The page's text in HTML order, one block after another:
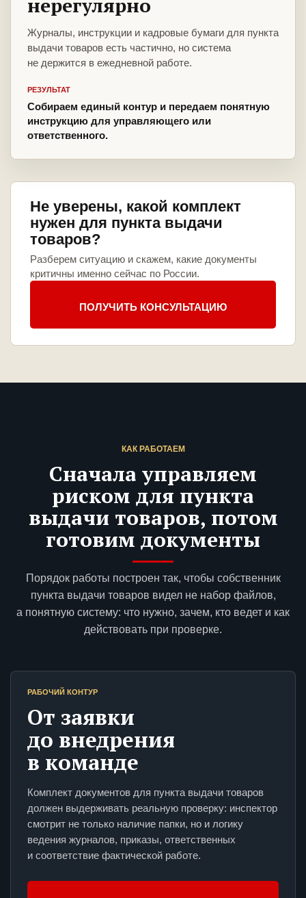
нерегулярно
Журналы, инструкции и кадровые бумаги для пункта
выдачи товаров есть частично, но система
не держится в ежедневной работе.
РЕЗУЛЬТАТ
Собираем единый контур и передаем понятную
инструкцию для управляющего или
ответственного.
Не уверены, какой комплект
нужен для пункта выдачи
товаров?
Разберем ситуацию и скажем, какие документы
критичны именно сейчас по России.
ПОЛУЧИТЬ КОНСУЛЬТАЦИЮ
КАК РАБОТАЕМ
Сначала управляем
риском для пункта
выдачи товаров, потом
готовим документы
Порядок работы построен так, чтобы собственник
пункта выдачи товаров видел не набор файлов,
а понятную систему: что нужно, зачем, кто ведет и как
действовать при проверке.
РАБОЧИЙ КОНТУР
От заявки
до внедрения
в команде
Комплект документов для пункта выдачи товаров
должен выдерживать реальную проверку: инспектор
смотрит не только наличие папки, но и логику
ведения журналов, приказы, ответственных
и соответствие фактической работе.